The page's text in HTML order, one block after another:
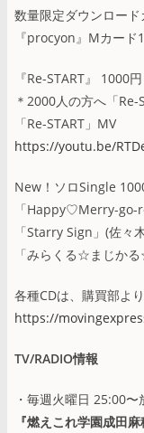
数量限定ダウンロード
『procyon』Mカード
『Re-START』 1000円
＊2000人の方へ「Re-
「Re-START」MV
https://youtu.be/
New！ソロSingle
「Happy♡Merry-go-
「Starry Sign」(佐々
「みらくる☆まじか
各種CDは、購買部よ
https://
TV/RADIO情報
・毎週火曜日 25:00〜
『燃えこれ学園成田麻